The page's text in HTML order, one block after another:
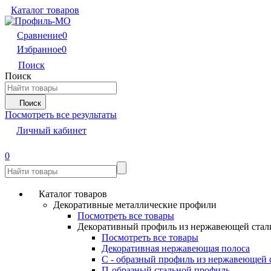
Каталог товаров
Сравнение0
Избранное0
Поиск
Поиск
Поиск
Посмотреть все результаты
Личный кабинет
0
Каталог товаров
Декоративные металлические профили
Посмотреть все товары
Декоративный профиль из нержавеющей
Посмотреть все товары
Декоративная нержавеющая полоса
С - образный профиль из нержавеющей